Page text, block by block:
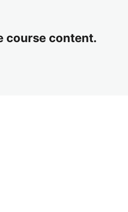
course content.